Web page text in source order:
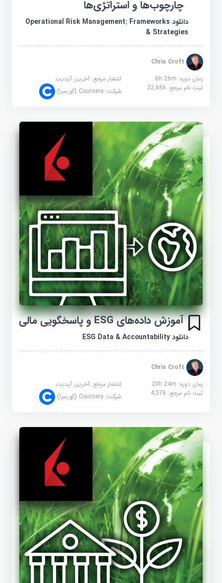
چارچوب‌ها و استراتژی‌ها
دانلود Operational Risk Management: Frameworks
& Strategies
Chris Croft
زمان دوره: 6h 26m
انتشار مرجع:آخرین آپدیت
ثبت نام مرجع:22,686 شرکت:Coursera (کورسرا)
آموزش داده‌های ESG و پاسخگویی مالی
دانلود ESG Data & Accountability
Chris Croft
زمان دوره: 20h 24m
انتشار مرجع:آخرین آپدیت
ثبت نام مرجع:4,576 شرکت:Coursera (کورسرا)